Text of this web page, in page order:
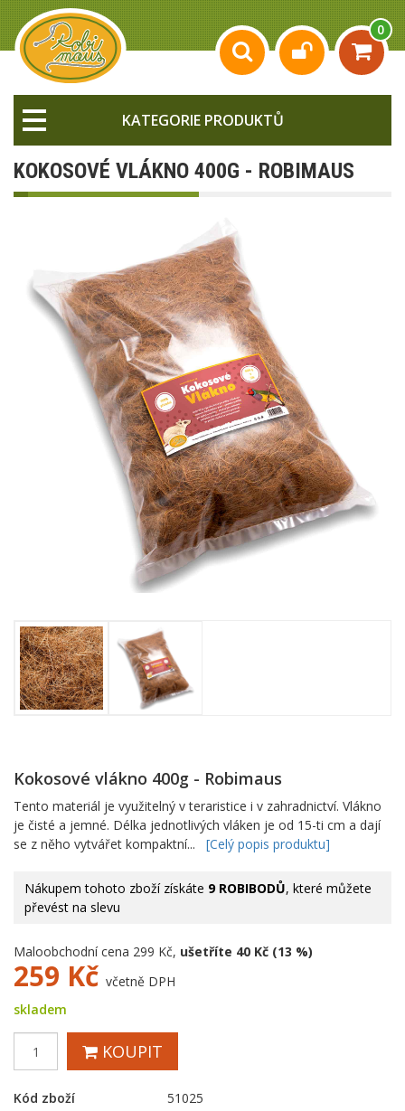
0
KATEGORIE PRODUKTŮ
KOKOSOVÉ VLÁKNO 400G - ROBIMAUS
Kokosové vlákno 400g - Robimaus
Tento materiál je využitelný v teraristice i v zahradnictví. Vlákno
je čisté a jemné. Délka jednotlivých vláken je od 15-ti cm a dají
se z něho vytvářet kompaktní...
[Celý popis produktu]
Nákupem tohoto zboží získáte 9 ROBIBODŮ, které můžete
převést na slevu
Maloobchodní cena 299 Kč, ušetříte 40 Kč (13 %)
259 Kč včetně DPH
skladem
KOUPIT
Kód zboží
51025